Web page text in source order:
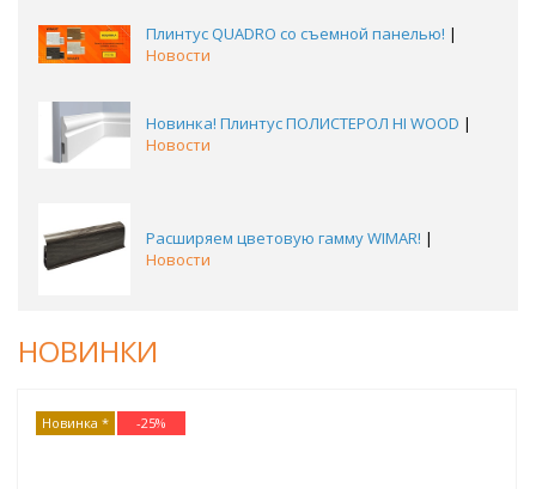
Плинтус QUADRO со съемной панелью! |
Новости
Новинка! Плинтус ПОЛИСТЕРОЛ HI WOOD |
Новости
Расширяем цветовую гамму WIMAR! |
Новости
НОВИНКИ
Новинка * -25%